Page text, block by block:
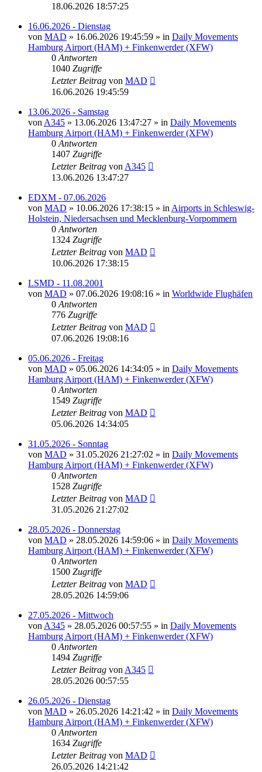
18.06.2026 18:57:25
16.06.2026 - Dienstag
von MAD » 16.06.2026 19:45:59 » in Daily Movements
Hamburg Airport (HAM) + Finkenwerder (XFW)
0 Antworten
1040 Zugriffe
Letzter Beitrag von MAD
16.06.2026 19:45:59
13.06.2026 - Samstag
von A345 » 13.06.2026 13:47:27 » in Daily Movements
Hamburg Airport (HAM) + Finkenwerder (XFW)
0 Antworten
1407 Zugriffe
Letzter Beitrag von A345
13.06.2026 13:47:27
EDXM - 07.06.2026
von MAD » 10.06.2026 17:38:15 » in Airports in Schleswig-
Holstein, Niedersachsen und Mecklenburg-Vorpommern
0 Antworten
1324 Zugriffe
Letzter Beitrag von MAD
10.06.2026 17:38:15
LSMD - 11.08.2001
von MAD » 07.06.2026 19:08:16 » in Worldwide Flughäfen
0 Antworten
776 Zugriffe
Letzter Beitrag von MAD
07.06.2026 19:08:16
05.06.2026 - Freitag
von MAD » 05.06.2026 14:34:05 » in Daily Movements
Hamburg Airport (HAM) + Finkenwerder (XFW)
0 Antworten
1549 Zugriffe
Letzter Beitrag von MAD
05.06.2026 14:34:05
31.05.2026 - Sonntag
von MAD » 31.05.2026 21:27:02 » in Daily Movements
Hamburg Airport (HAM) + Finkenwerder (XFW)
0 Antworten
1528 Zugriffe
Letzter Beitrag von MAD
31.05.2026 21:27:02
28.05.2026 - Donnerstag
von MAD » 28.05.2026 14:59:06 » in Daily Movements
Hamburg Airport (HAM) + Finkenwerder (XFW)
0 Antworten
1500 Zugriffe
Letzter Beitrag von MAD
28.05.2026 14:59:06
27.05.2026 - Mittwoch
von A345 » 28.05.2026 00:57:55 » in Daily Movements
Hamburg Airport (HAM) + Finkenwerder (XFW)
0 Antworten
1494 Zugriffe
Letzter Beitrag von A345
28.05.2026 00:57:55
26.05.2026 - Dienstag
von MAD » 26.05.2026 14:21:42 » in Daily Movements
Hamburg Airport (HAM) + Finkenwerder (XFW)
0 Antworten
1634 Zugriffe
Letzter Beitrag von MAD
26.05.2026 14:21:42